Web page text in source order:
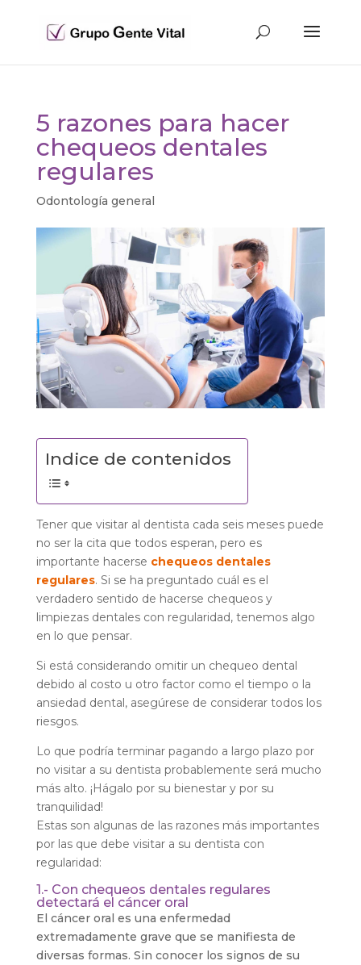
5 razones para hacer
chequeos dentales
regulares
Odontología general
Indice de contenidos
Tener que visitar al dentista cada seis meses puede
no ser la cita que todos esperan, pero es
importante hacerse chequeos dentales
regulares. Si se ha preguntado cuál es el
verdadero sentido de hacerse chequeos y
limpiezas dentales con regularidad, tenemos algo
en lo que pensar.
Si está considerando omitir un chequeo dental
debido al costo u otro factor como el tiempo o la
ansiedad dental, asegúrese de considerar todos los
riesgos.
Lo que podría terminar pagando a largo plazo por
no visitar a su dentista probablemente será mucho
más alto. ¡Hágalo por su bienestar y por su
tranquilidad!
Estas son algunas de las razones más importantes
por las que debe visitar a su dentista con
regularidad:
1.- Con chequeos dentales regulares
detectará el cáncer oral
El cáncer oral es una enfermedad
extremadamente grave que se manifiesta de
diversas formas. Sin conocer los signos de su